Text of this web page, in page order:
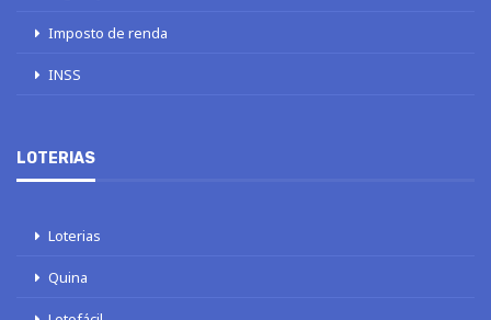
Imposto de renda
INSS
LOTERIAS
Loterias
Quina